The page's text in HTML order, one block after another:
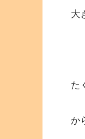
大
た
か